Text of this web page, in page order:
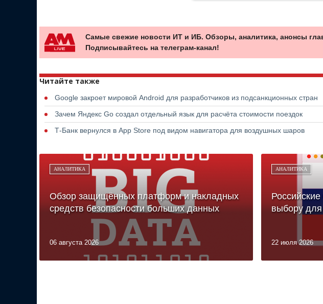
Самые свежие новости ИТ и ИБ. Обзоры, аналитика, анонсы
Подписывайтесь на телеграм-канал!
Читайте также
Google закроет мировой Android для разработчиков из подсанкционных стран
Зачем Яндекс Go создал отдельный язык для расчёта стоимости поездок
Т-Банк вернулся в App Store под видом навигатора для воздушных шаров
АНАЛИТИКА
Обзор защищённых платформ и накладных
средств безопасности больших данных
06 августа 2026
АНАЛИТИКА
выбору для
22 июля 2026